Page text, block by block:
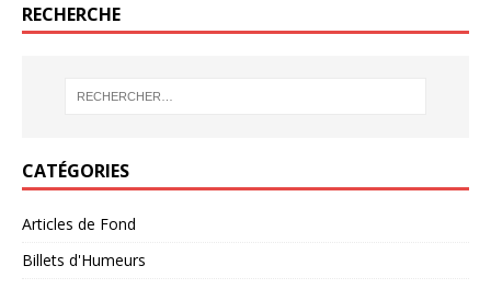
RECHERCHE
CATÉGORIES
Articles de Fond
Billets d'Humeurs